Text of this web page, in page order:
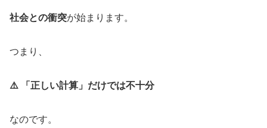
社会との衝突が始まります。
つまり、
⚠️ 「正しい計算」だけでは不十分
なのです。